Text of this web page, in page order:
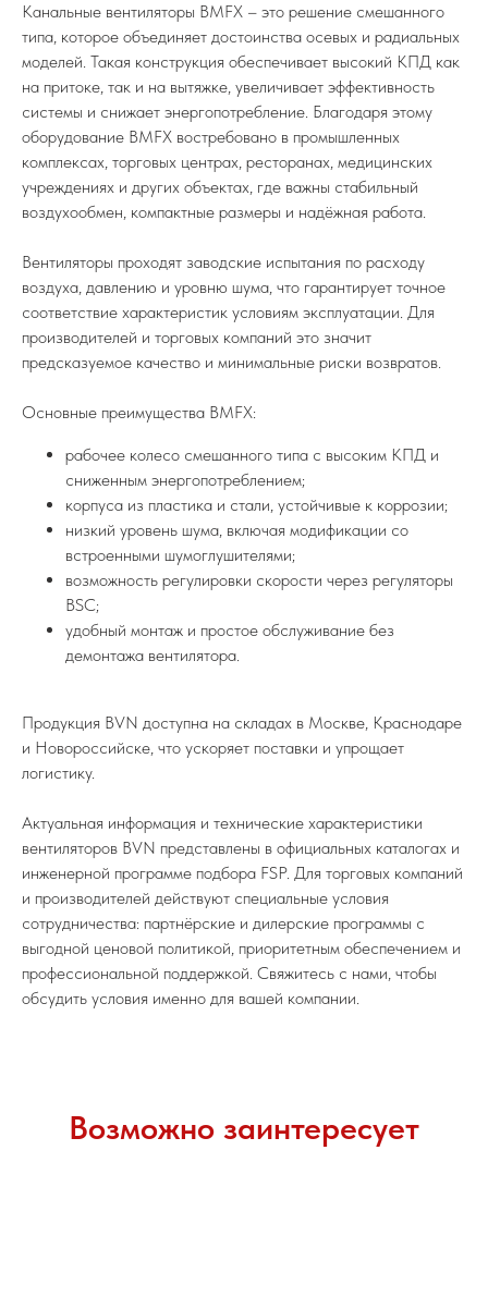
Канальные вентиляторы BMFX – это решение смешанного
типа, которое объединяет достоинства осевых и радиальных
моделей. Такая конструкция обеспечивает высокий КПД как
на притоке, так и на вытяжке, увеличивает эффективность
системы и снижает энергопотребление. Благодаря этому
оборудование BMFX востребовано в промышленных
комплексах, торговых центрах, ресторанах, медицинских
учреждениях и других объектах, где важны стабильный
воздухообмен, компактные размеры и надёжная работа.
Вентиляторы проходят заводские испытания по расходу
воздуха, давлению и уровню шума, что гарантирует точное
соответствие характеристик условиям эксплуатации. Для
производителей и торговых компаний это значит
предсказуемое качество и минимальные риски возвратов.
Основные преимущества BMFX:
рабочее колесо смешанного типа с высоким КПД и
сниженным энергопотреблением;
корпуса из пластика и стали, устойчивые к коррозии;
низкий уровень шума, включая модификации со
встроенными шумоглушителями;
возможность регулировки скорости через регуляторы
BSC;
удобный монтаж и простое обслуживание без
демонтажа вентилятора.
Продукция BVN доступна на складах в Москве, Краснодаре
и Новороссийске, что ускоряет поставки и упрощает
логистику.
Актуальная информация и технические характеристики
вентиляторов BVN представлены в официальных каталогах и
инженерной программе подбора FSP. Для торговых компаний
и производителей действуют специальные условия
сотрудничества: партнёрские и дилерские программы с
выгодной ценовой политикой, приоритетным обеспечением и
профессиональной поддержкой. Свяжитесь с нами, чтобы
обсудить условия именно для вашей компании.
Возможно заинтересует